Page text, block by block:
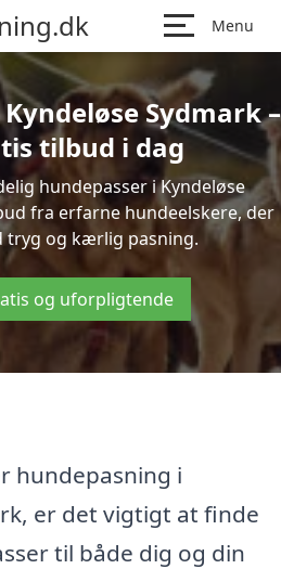
Menu
Sydmark –
tilbud i dag
hundepasser i Kyndeløse
fra erfarne hundeelskere, der
tryg og kærlig pasning.
og uforpligtende
hundepasning i
er det vigtigt at finde
til både dig og din